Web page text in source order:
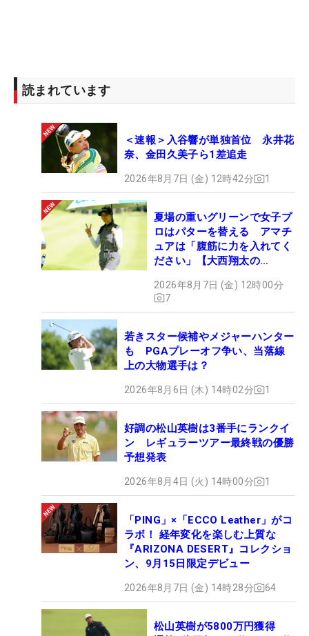
読まれています
＜速報＞入谷響が単独首位 永井花
奈、金田久美子ら1差追走
2026年8月7日 (金) 12時42分 1
夏場の重いグリーンで女子プ
ロはパターを替える アマチ
ュアは「腹筋に力を入れてく
ださい」【大西翔太の
2026年8月7日 (金) 12時00分
7
若きスター候補やメジャーハンター
も PGAプレーオフ争い、当落線
上の大物選手は？
2026年8月6日 (木) 14時02分 1
好調の松山英樹は3番手にランクイ
ン レギュラーツアー最終戦の優勝
予想発表
2026年8月4日 (火) 14時00分 1
「PING」×「ECCO Leather」がコ
ラボ！ 経年変化を楽しむ上質な
『ARIZONA DESERT』コレクショ
ン、9月15日限定デビュー
2026年8月7日 (金) 14時28分 64
松山英樹が5800万円獲得